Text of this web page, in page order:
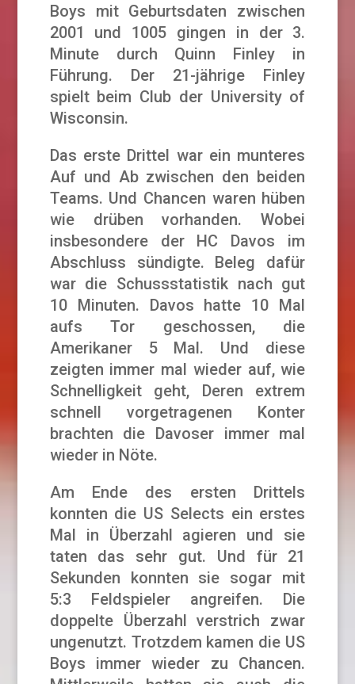
Boys mit Geburtsdaten zwischen
2001 und 1005 gingen in der 3.
Minute durch Quinn Finley in
Führung. Der 21-jährige Finley
spielt beim Club der University of
Wisconsin.
Das erste Drittel war ein munteres
Auf und Ab zwischen den beiden
Teams. Und Chancen waren hüben
wie drüben vorhanden. Wobei
insbesondere der HC Davos im
Abschluss sündigte. Beleg dafür
war die Schussstatistik nach gut
10 Minuten. Davos hatte 10 Mal
aufs Tor geschossen, die
Amerikaner 5 Mal. Und diese
zeigten immer mal wieder auf, wie
Schnelligkeit geht, Deren extrem
schnell vorgetragenen Konter
brachten die Davoser immer mal
wieder in Nöte.
Am Ende des ersten Drittels
konnten die US Selects ein erstes
Mal in Überzahl agieren und sie
taten das sehr gut. Und für 21
Sekunden konnten sie sogar mit
5:3 Feldspieler angreifen. Die
doppelte Überzahl verstrich zwar
ungenutzt. Trotzdem kamen die US
Boys immer wieder zu Chancen.